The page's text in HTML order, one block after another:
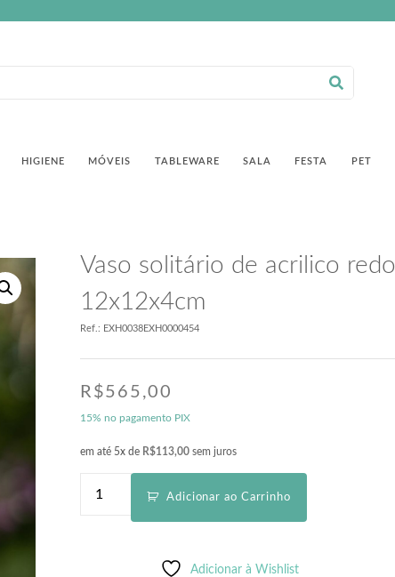
HIGIENE MÓVEIS TABLEWARE SALA FESTA PET
Vaso solitário de acrilico
12x12x4cm
Ref.: EXH0038EXH0000454
R$565,00
15% no pagamento PIX
em até 5x de R$113,00 sem juros
Adicionar ao Carrinho
Adicionar à Wishlist